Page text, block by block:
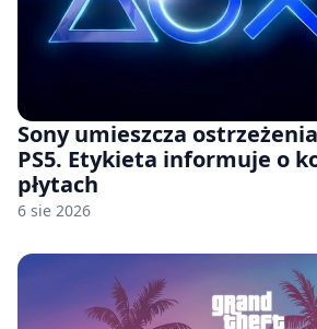
Sony umieszcza
PS5. Etykieta informuje o
płytach
6 sie 2026